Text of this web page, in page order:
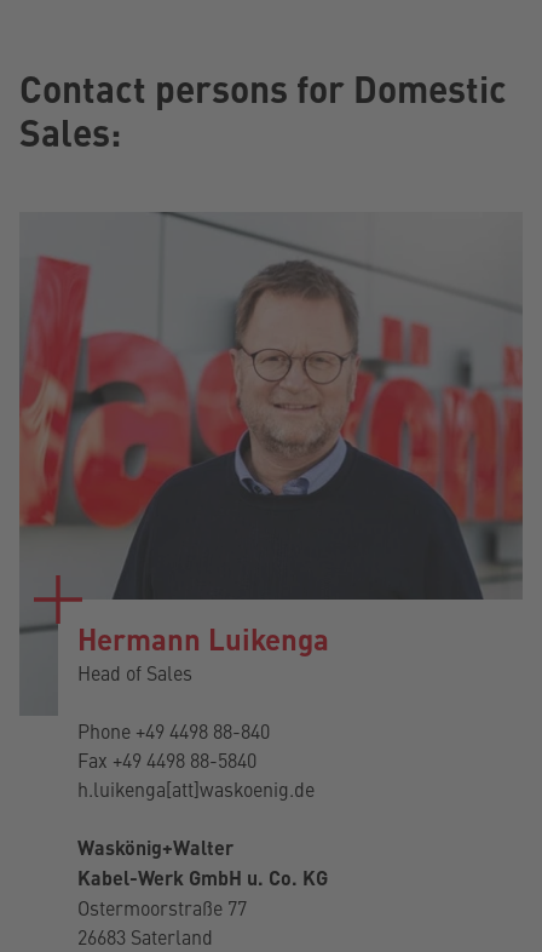
Contact persons for Domestic
Sales:
Hermann Luikenga
Head of Sales
Phone +49 4498 88-840
Fax +49 4498 88-5840
h.luikenga[att]waskoenig.de
Waskönig+Walter
Kabel-Werk GmbH u. Co. KG
Ostermoorstraße 77
26683 Saterland